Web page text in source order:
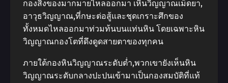
กองสิ่งของมากมายไหลออกมา เหินวิญญาณเม็ดยา,
อาวุธวิญญาณ,ที่กษะต่อสู้และชุดเกราะศึกของ
ทั้งหมดไหลออกมาท่วมท้นบนแท่นหิน โดยเฉพาะหิน
วิญญาณกองโตที่ดึงดูดสายตาของทุกคน
ภายใต้กองหินวิญญาณระดับต่ำ,พวกเขายังเห็นหิน
วิญญาณระดับกลางปะปนเข้ามาเป็นกองสมบัติที่แท้